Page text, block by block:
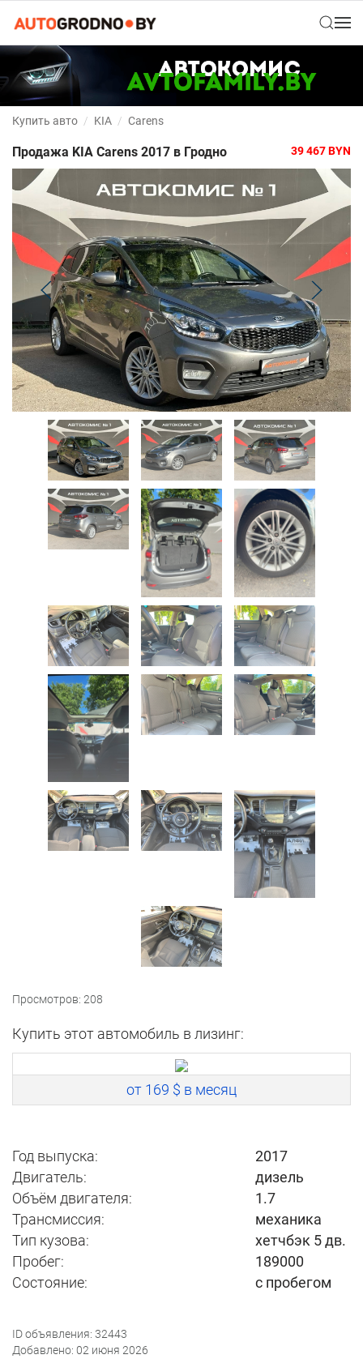
Купить авто KIA Carens
Продажа KIA Carens 2017 в Гродно 39 467BYN
Просмотров: 208
Купить этот автомобиль в лизинг:
от 169 $ в месяц
Год выпуска:
2017
Двигатель:
дизель
Объём двигателя:
1.7
Трансмиссия:
механика
Тип кузова:
хетчбэк 5 дв.
Пробег:
189000
Состояние:
с пробегом
ID объявления: 32443
Добавлено: 02 июня 2026